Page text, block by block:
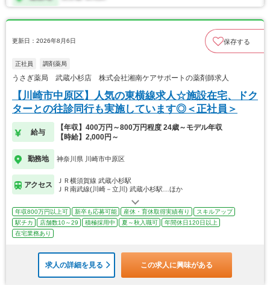
更新日：2026年8月6日 保存する
正社員 調剤薬局
うさぎ薬局 武蔵小杉店 株式会社湘南ケアサポートの薬剤師求人
【川崎市中原区】人気の東横線求人☆施設在宅、ドク
ターとの往診同行も実施しています◎＜正社員＞
給与
【年収】400万円～800万円程度 24歳～モデル年収
【時給】2,000円～
勤務地 神奈川県 川崎市中原区
アクセス
ＪＲ横須賀線 武蔵小杉駅
ＪＲ南武線(川崎－立川) 武蔵小杉駅…ほか
年収800万円以上可 新卒も応募可能 産休・育休取得実績有り
スキルアップ
駅チカ
店舗数10～29 積極採用中 夏～秋入職可
年間休日120日以上
在宅業務あり
求人の詳細を見る この求人に興味がある